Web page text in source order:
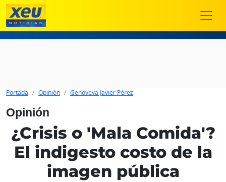
Portada Opinión Genoveva Javier Pérez
Opinión
¿Crisis o 'Mala Comida'?
El indigesto costo de la
imagen pública